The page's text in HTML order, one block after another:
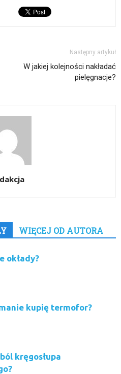
Następny artykuł
W jakiej kolejności nakładać
pielęgnacje?
WIĘCEJ OD AUTORA
okłady?
kupię termofor?
kręgosłupa